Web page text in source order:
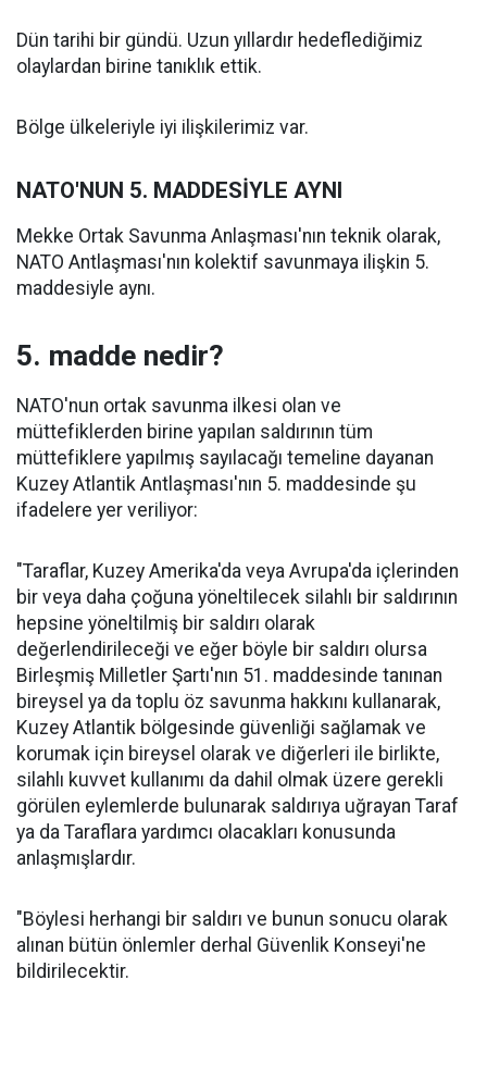
Dün tarihi bir gündü. Uzun yıllardır hedeflediğimiz
olaylardan birine tanıklık ettik.
Bölge ülkeleriyle iyi ilişkilerimiz var.
NATO'NUN 5. MADDESİYLE AYNI
Mekke Ortak Savunma Anlaşması'nın teknik olarak,
NATO Antlaşması'nın kolektif savunmaya ilişkin 5.
maddesiyle aynı.
5. madde nedir?
NATO'nun ortak savunma ilkesi olan ve
müttefiklerden birine yapılan saldırının tüm
müttefiklere yapılmış sayılacağı temeline dayanan
Kuzey Atlantik Antlaşması'nın 5. maddesinde şu
ifadelere yer veriliyor:
"Taraflar, Kuzey Amerika'da veya Avrupa'da içlerinden
bir veya daha çoğuna yöneltilecek silahlı bir saldırının
hepsine yöneltilmiş bir saldırı olarak
değerlendirileceği ve eğer böyle bir saldırı olursa
Birleşmiş Milletler Şartı'nın 51. maddesinde tanınan
bireysel ya da toplu öz savunma hakkını kullanarak,
Kuzey Atlantik bölgesinde güvenliği sağlamak ve
korumak için bireysel olarak ve diğerleri ile birlikte,
silahlı kuvvet kullanımı da dahil olmak üzere gerekli
görülen eylemlerde bulunarak saldırıya uğrayan Taraf
ya da Taraflara yardımcı olacakları konusunda
anlaşmışlardır.
"Böylesi herhangi bir saldırı ve bunun sonucu olarak
alınan bütün önlemler derhal Güvenlik Konseyi'ne
bildirilecektir.